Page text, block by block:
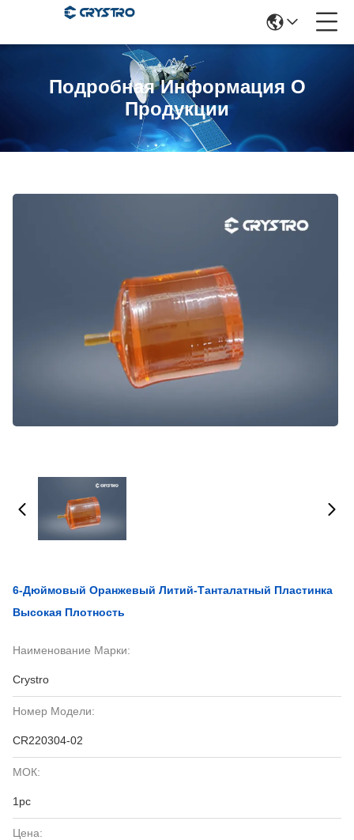
Подробная Информация О
Продукции
6-Дюймовый Оранжевый Литий-Танталатный Пластинка
Высокая Плотность
Наименование Марки:
Crystro
Номер Модели:
CR220304-02
МОК:
1pc
Цена: